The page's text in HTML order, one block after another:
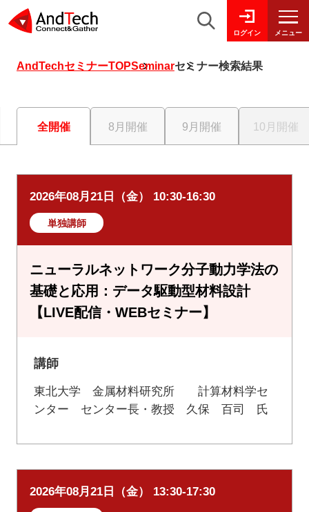
ログイン メニュー
AndTechセミナーTOPSeminarセミナー検索結果
全開催 8月開催 9月開催 10月開催
2026年08月21日（金） 10:30-16:30
単独講師
ニューラルネットワーク分子動力学法の
基礎と応用：データ駆動型材料設計
【LIVE配信・WEBセミナー】
講師
東北大学 金属材料研究所 計算材料学セ
ンター センター長・教授 久保 百司 氏
2026年08月21日（金） 13:30-17:30